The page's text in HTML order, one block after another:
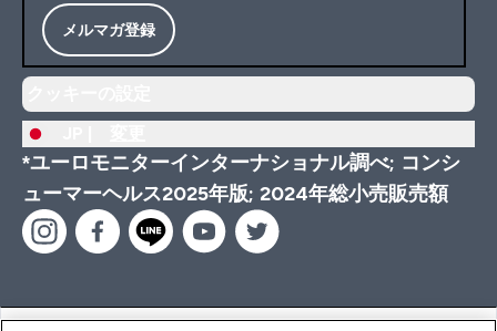
メルマガ登録
*ユーロモニターインターナショナル調べ; コンシ
ューマーヘルス2025年版; 2024年総小売販売額